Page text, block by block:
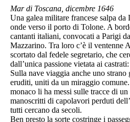
Mar di Toscana, dicembre 1646
Una galea militare francese salpa
onde verso il porto di Tolone. A
cantanti italiani, convocati a Parigi
Mazzarino. Tra loro c’è il ventenne
scortato dal fedele segretario, che
dall’unica passione vietata ai
Sulla nave viaggia anche uno strano
eruditi, uniti da un miraggio
monaco li ha messi sulle tracce di un
manoscritti di capolavori perduti
tutti cercano da secoli.
Ben presto la sorte costringe i